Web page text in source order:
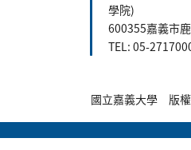
學院)
600355嘉義市
TEL: 05-
國立嘉義大學 版